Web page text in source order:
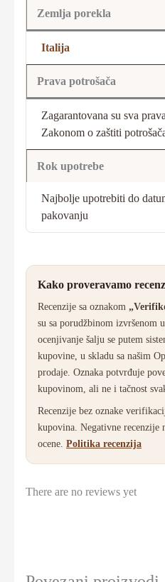
Zemlja porekla
Italija
Prava potrošača
Zagarantovana su sva
Zakonom o zaštiti
Rok upotrebe
Najbolje upotrebiti do
pakovanju
Kako proveravamo
Recenzije sa oznakom
su sa porudžbinom izvršenom
ocenjivanje šalju se putem
kupovine, u skladu sa našim
prodaje. Oznaka potvrđuje
kupovinom, ali ne i tačnost
Recenzije bez oznake
kupovina. Negativne recenzije
ocene. Politika recenzija
There are no reviews yet